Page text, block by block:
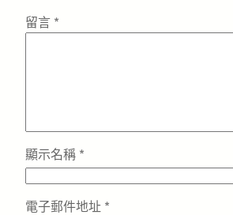
留言 *
顯示名稱 *
電子郵件地址 *